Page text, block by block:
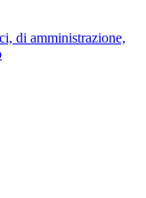
di amministrazione,